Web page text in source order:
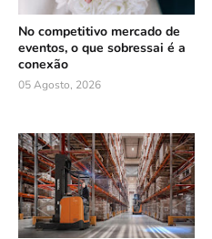
No competitivo mercado de
eventos, o que sobressai é a
conexão
05 Agosto, 2026